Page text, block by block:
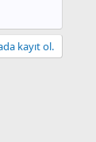
kayıt ol.